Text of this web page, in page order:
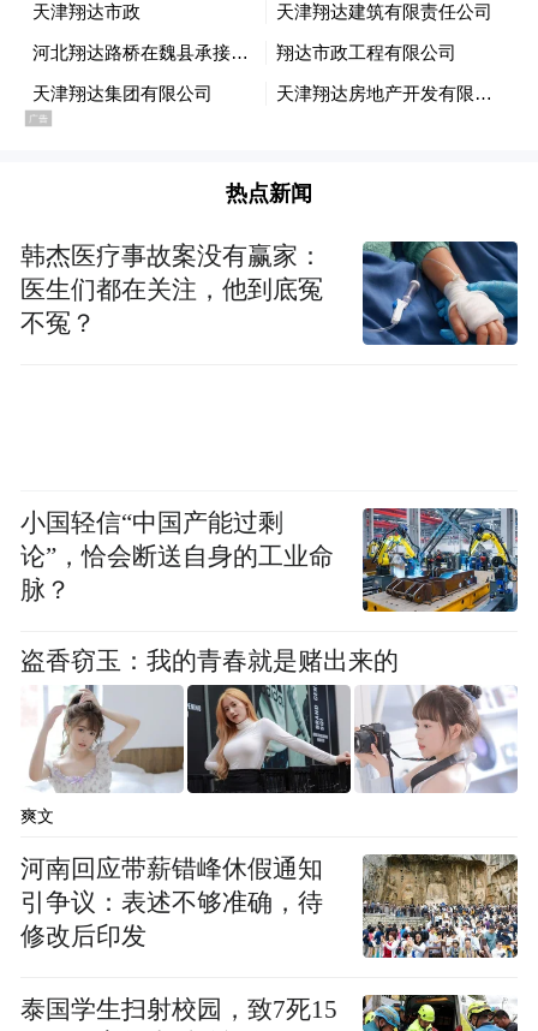
一致，
更比汉兰达【2.0T两驱精英7座版】要便宜3
万块，
而且考虑到韩系品牌一贯的“降价促销”风
格，
这二者的差价或许会达到6万之多。
热点新闻
韩杰医疗事故案没有赢家：
医生们都在关注，他到底冤
不冤？
小国轻信“中国产能过剩
论”，恰会断送自身的工业命
脉？
盗香窃玉：我的青春就是赌出来的
爽文
河南回应带薪错峰休假通知
引争议：表述不够准确，待
修改后印发
泰国学生扫射校园，致7死15